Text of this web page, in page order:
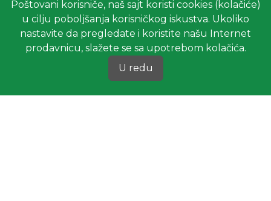
INFORMACIJE
Uslovi korišćenja
Politika privatnosti
Politika o kolačićima
Najčešće postavljena pitanja
Brošure
Poštovani korisniče, naš sajt koristi cookies (kolačiće)
u cilju poboljšanja korisničkog iskustva. Ukoliko
nastavite da pregledate i koristite našu Internet
prodavnicu, slažete se sa upotrebom kolačića.
U redu
Pozovite nas